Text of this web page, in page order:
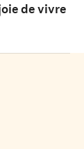
de vivre